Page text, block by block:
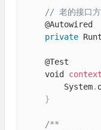
// 老的接口
    @Autowired
private
    @Test
    void
        System
.
}
/**